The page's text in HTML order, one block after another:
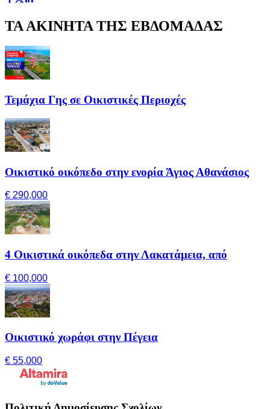
ΤΑ ΑΚΙΝΗΤΑ ΤΗΣ ΕΒΔΟΜΑΔΑΣ
Τεμάχια Γης σε Οικιστικές Περιοχές
Οικιστικό οικόπεδο στην ενορία Άγιος Αθανάσιος
€ 290,000
4 Οικιστικά οικόπεδα στην Λακατάμεια, από
€ 100,000
Οικιστικό χωράφι στην Πέγεια
€ 55,000